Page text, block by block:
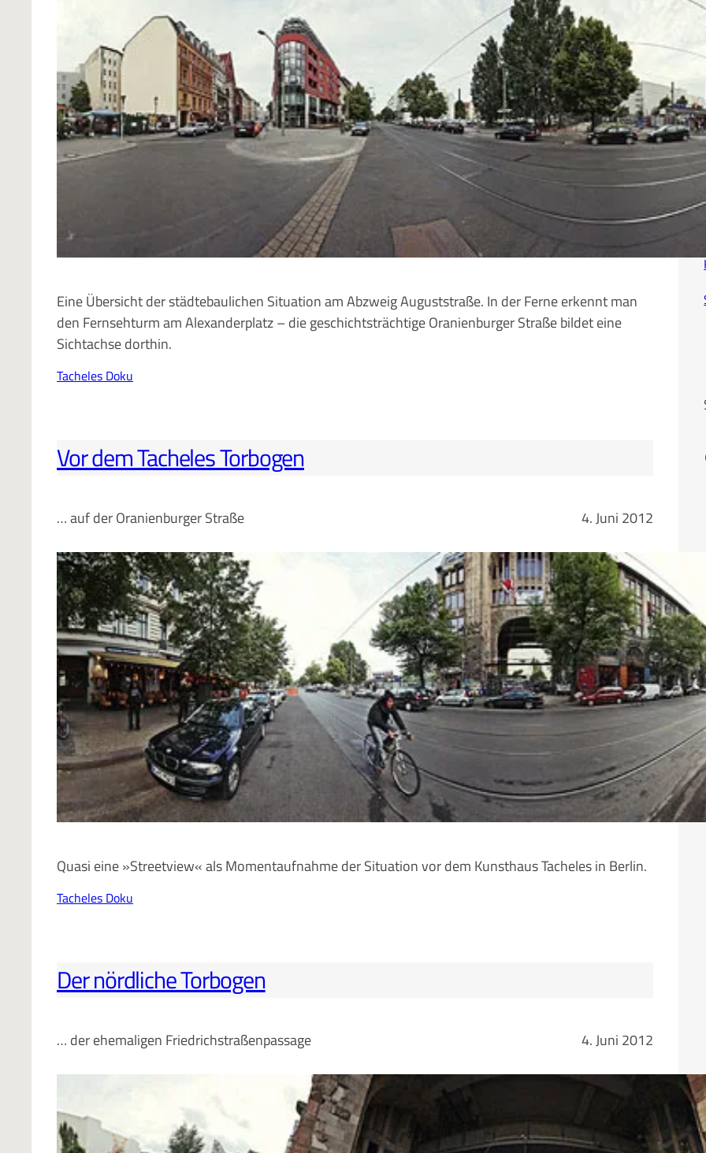
Eine Übersicht der städtebaulichen Situation am Abzweig Auguststraße. In der Ferne erkennt man
den Fernsehturm am Alexanderplatz – die geschichtsträchtige Oranienburger Straße bildet eine
Sichtachse dorthin.
Tacheles Doku
Vor dem Tacheles Torbogen
… auf der Oranienburger Straße 4. Juni 2012
Quasi eine »Streetview« als Momentaufnahme der Situation vor dem Kunsthaus Tacheles in Berlin.
Tacheles Doku
Der nördliche Torbogen
… der ehemaligen Friedrichstraßenpassage 4. Juni 2012